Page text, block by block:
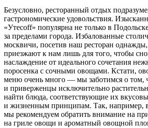
Безусловно, ресторанный отдых
гастрономические удовольствия.
«Утесoff» популярна не только в
за пределами города. Избалованные
москвичи, посетив наш ресторан однажды,
приезжают к нам лишь для того, чтобы
наслаждение от идеального сочетания
поросенка с сочными овощами. Кстати,
меню очень много — мы заботимся о том,
и приверженцы исключительно
найти блюда, соответствующие их
и жизненным принципам. Так, например,
мы рекомендуем обратить внимание на
на гриле овощи и ароматный овощной